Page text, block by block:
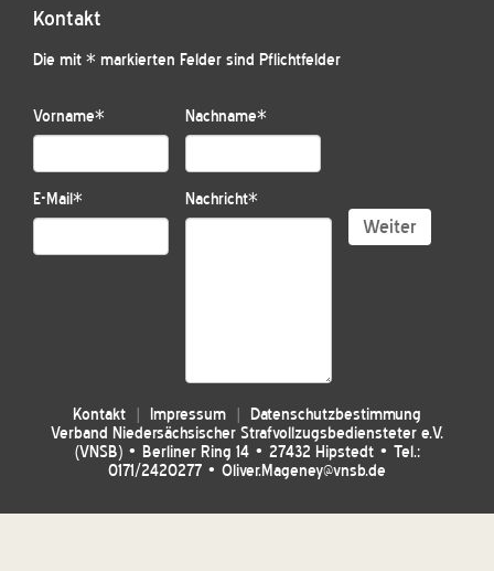
Kontakt
Die mit * markierten Felder sind Pflichtfelder
Vorname* Nachname*
E-Mail* Nachricht*
Weiter
Kontakt Impressum
Datenschutzbestimmung
Verband Niedersächsischer Strafvollzugsbediensteter e.V.
(VNSB) • Berliner Ring 14 • 27432 Hipstedt • Tel.:
0171/2420277 • Oliver.Mageney@vnsb.de